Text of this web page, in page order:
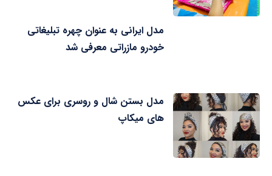
مدل ایرانی به عنوان چهره تبلیغاتی
خودرو مازراتی معرفی شد
مدل بستن شال و روسری برای عکس
های میکاپ